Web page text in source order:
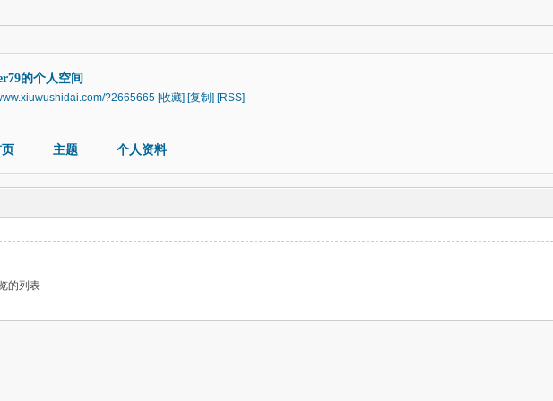
的个人空间
?2665665 [收藏] [复制] [RSS]
主题 个人资料
的列表